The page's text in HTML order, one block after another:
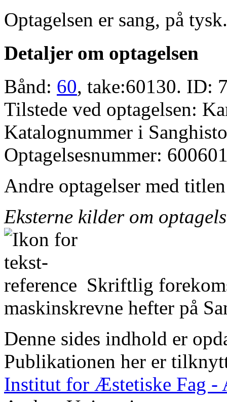
Optagelsen er sang, på tysk.
Detaljer om optagelsen
Bånd: 60, take:60130. ID:
Tilstede ved optagelsen:
Katalognummer i
Optagelsesnummer:
Andre optagelser med
Eksterne kilder om
Skriftlig
maskinskrevne hefter på
Denne sides indhold er
Publikationen her er
Institut for Æstetiske Fag -